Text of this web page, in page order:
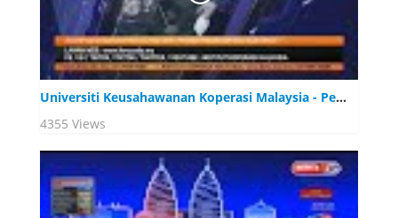
Universiti Keusahawanan Koperasi Malaysia - Pemangkin Pembangunan Modal Insan Koperasi
4355 Views